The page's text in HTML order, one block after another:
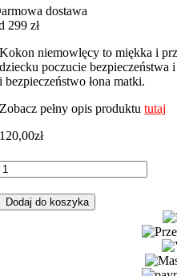
dostawa
299 zł
Kokon niemowlęcy to miękka i
dziecku poczucie bezpieczeństwa
i bezpieczeństwo łona matki.
Zobacz pełny opis produktututaj
120,00zł
Dodaj do koszyka